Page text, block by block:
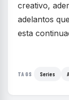
creativo,
adelantos
esta
TAGS Series